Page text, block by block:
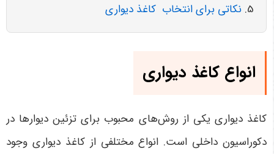
نکاتی برای انتخاب کاغذ دیواری
انواع کاغذ دیواری
کاغذ دیواری یکی از روش‌های محبوب برای تزئین دیوارها در
دکوراسیون داخلی است. انواع مختلفی از کاغذ دیواری وجود